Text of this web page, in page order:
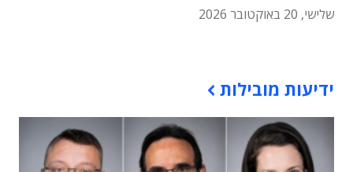
שלישי, 20 באוקטובר 2026
ידיעות מובילות